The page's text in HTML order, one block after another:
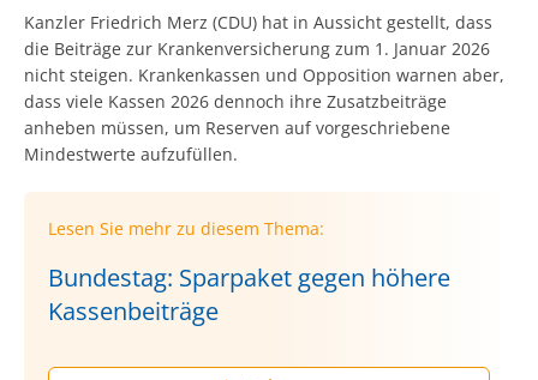
Kanzler Friedrich Merz (CDU) hat in Aussicht gestellt, dass
die Beiträge zur Krankenversicherung zum 1. Januar 2026
nicht steigen. Krankenkassen und Opposition warnen aber,
dass viele Kassen 2026 dennoch ihre Zusatzbeiträge
anheben müssen, um Reserven auf vorgeschriebene
Mindestwerte aufzufüllen.
Lesen Sie mehr zu diesem Thema:
Bundestag: Sparpaket gegen höhere
Kassenbeiträge